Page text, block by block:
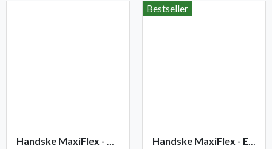
Handske MaxiFlex - Ultimate
Bestseller
Handske MaxiFlex - Endurance